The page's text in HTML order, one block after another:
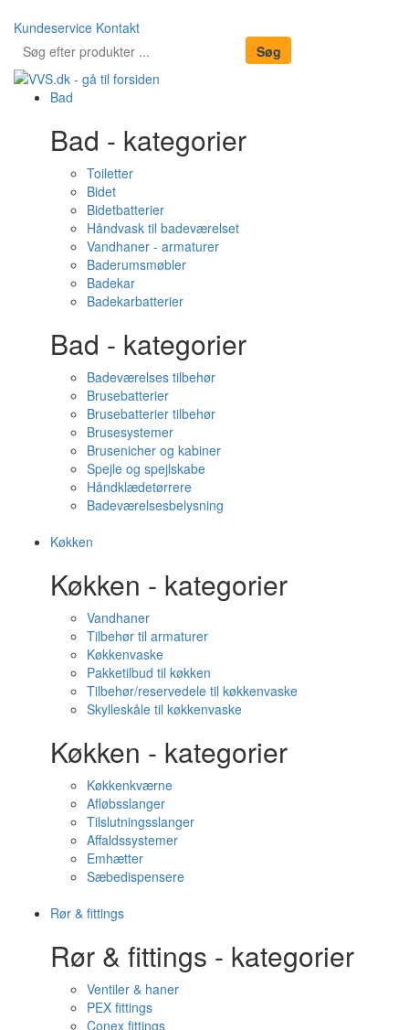
Kundeservice Kontakt
Bad
Bad - kategorier
Toiletter
Bidet
Bidetbatterier
Håndvask til badeværelset
Vandhaner - armaturer
Baderumsmøbler
Badekar
Badekarbatterier
Bad - kategorier
Badeværelses tilbehør
Brusebatterier
Brusebatterier tilbehør
Brusesystemer
Brusenicher og kabiner
Spejle og spejlskabe
Håndklædetørrere
Badeværelsesbelysning
Køkken
Køkken - kategorier
Vandhaner
Tilbehør til armaturer
Køkkenvaske
Pakketilbud til køkken
Tilbehør/reservedele til køkkenvaske
Skylleskåle til køkkenvaske
Køkken - kategorier
Køkkenkværne
Afløbsslanger
Tilslutningsslanger
Affaldssystemer
Emhætter
Sæbedispensere
Rør & fittings
Rør & fittings - kategorier
Ventiler & haner
PEX fittings
Conex fittings